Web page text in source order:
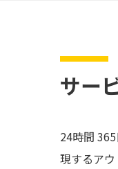
サー
24時間
現するアウ